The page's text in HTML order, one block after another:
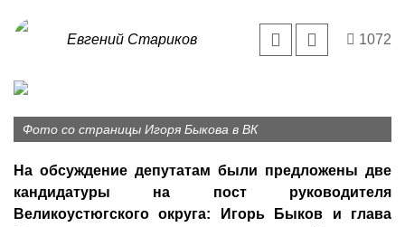
Евгений Стариков 1072
Фото со страницы Игоря Быкова в ВК
На обсуждение депутатам были предложены две
кандидатуры на пост руководителя
Великоустюгского округа: Игорь Быков и глава